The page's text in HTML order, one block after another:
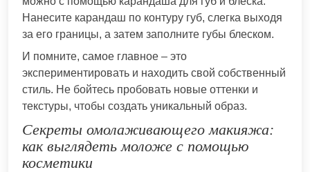
Нанесите карандаш по контуру губ, слегка выходя
за его границы, а затем заполните губы блеском.
И помните, самое главное – это
экспериментировать и находить свой собственный
стиль. Не бойтесь пробовать новые оттенки и
текстуры, чтобы создать уникальный образ.
Секреты омолаживающего макияжа:
как выглядеть моложе с помощью
косметики